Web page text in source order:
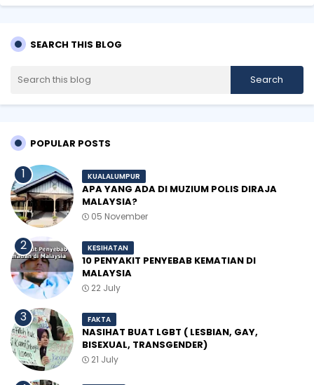
SEARCH THIS BLOG
POPULAR POSTS
KUALALUMPUR
APA YANG ADA DI MUZIUM POLIS DIRAJA
MALAYSIA?
05 November
KESIHATAN
10 PENYAKIT PENYEBAB KEMATIAN DI
MALAYSIA
22 July
FAKTA
NASIHAT BUAT LGBT ( LESBIAN, GAY,
BISEXUAL, TRANSGENDER)
21 July